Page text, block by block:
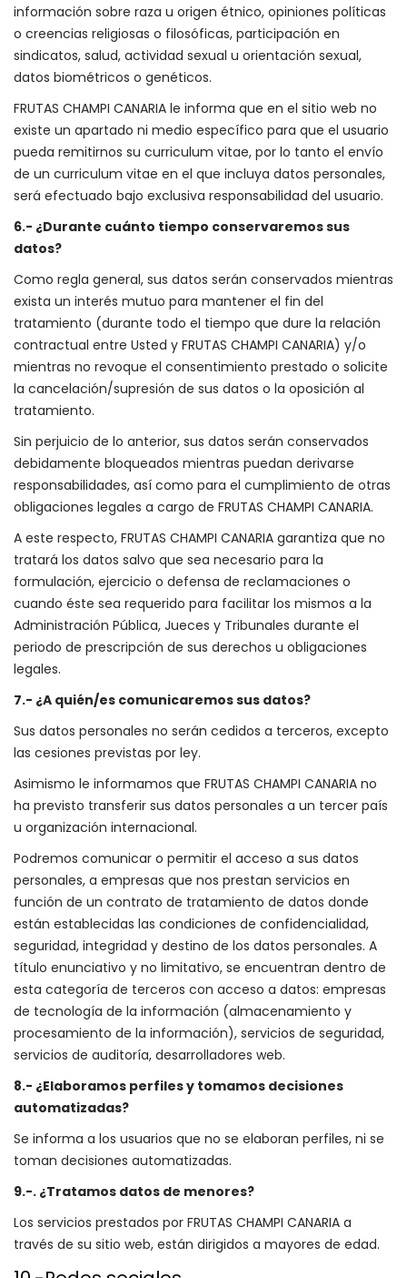
información sobre raza u origen étnico, opiniones políticas
o creencias religiosas o filosóficas, participación en
sindicatos, salud, actividad sexual u orientación sexual,
datos biométricos o genéticos.
FRUTAS CHAMPI CANARIA le informa que en el sitio web no
existe un apartado ni medio específico para que el usuario
pueda remitirnos su curriculum vitae, por lo tanto el envío
de un curriculum vitae en el que incluya datos personales,
será efectuado bajo exclusiva responsabilidad del usuario.
6.- ¿Durante cuánto tiempo conservaremos sus
datos?
Como regla general, sus datos serán conservados mientras
exista un interés mutuo para mantener el fin del
tratamiento (durante todo el tiempo que dure la relación
contractual entre Usted y FRUTAS CHAMPI CANARIA) y/o
mientras no revoque el consentimiento prestado o solicite
la cancelación/supresión de sus datos o la oposición al
tratamiento.
Sin perjuicio de lo anterior, sus datos serán conservados
debidamente bloqueados mientras puedan derivarse
responsabilidades, así como para el cumplimiento de otras
obligaciones legales a cargo de FRUTAS CHAMPI CANARIA.
A este respecto, FRUTAS CHAMPI CANARIA garantiza que no
tratará los datos salvo que sea necesario para la
formulación, ejercicio o defensa de reclamaciones o
cuando éste sea requerido para facilitar los mismos a la
Administración Pública, Jueces y Tribunales durante el
periodo de prescripción de sus derechos u obligaciones
legales.
7.- ¿A quién/es comunicaremos sus datos?
Sus datos personales no serán cedidos a terceros, excepto
las cesiones previstas por ley.
Asimismo le informamos que FRUTAS CHAMPI CANARIA no
ha previsto transferir sus datos personales a un tercer país
u organización internacional.
Podremos comunicar o permitir el acceso a sus datos
personales, a empresas que nos prestan servicios en
función de un contrato de tratamiento de datos donde
están establecidas las condiciones de confidencialidad,
seguridad, integridad y destino de los datos personales. A
título enunciativo y no limitativo, se encuentran dentro de
esta categoría de terceros con acceso a datos: empresas
de tecnología de la información (almacenamiento y
procesamiento de la información), servicios de seguridad,
servicios de auditoría, desarrolladores web.
8.- ¿Elaboramos perfiles y tomamos decisiones
automatizadas?
Se informa a los usuarios que no se elaboran perfiles, ni se
toman decisiones automatizadas.
9.-. ¿Tratamos datos de menores?
Los servicios prestados por FRUTAS CHAMPI CANARIA a
través de su sitio web, están dirigidos a mayores de edad.